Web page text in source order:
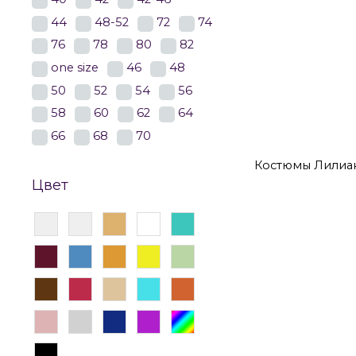
Костюмы
44
48-52 72
74
76
78 80
82
one size
46
48
50
52 54
56
58
60 62
64
66
68 70
Цвет